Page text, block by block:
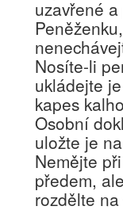
uzavřené
Nosíte-li
ukládejte
kapes
Osobní
uložte je
Nemějte
předem,
rozdělte